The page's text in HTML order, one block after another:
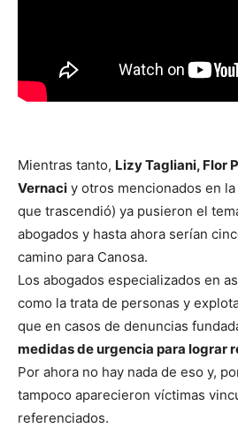
Mientras tanto, Lizy Tagliani, Flor
Vernaci y otros mencionados en
que trascendió) ya pusieron el
abogados y hasta ahora serían
camino para Canosa.
Los abogados especializados en
como la trata de personas y
que en casos de denuncias
medidas de urgencia para lograr
Por ahora no hay nada de eso y,
tampoco aparecieron víctimas
referenciados.